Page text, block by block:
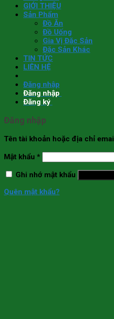
GIỚI THIỆU
Sản Phẩm
Đồ Ăn
Đồ Uống
Gia Vị Đặc Sản
Đặc Sản Khác
TIN TỨC
LIÊN HỆ
Đăng nhập
Đăng nhập
Đăng ký
Đăng nhập
Tên tài khoản hoặc địa chỉ email
Mật khẩu *
Ghi nhớ mật khẩu
Quên mật khẩu?